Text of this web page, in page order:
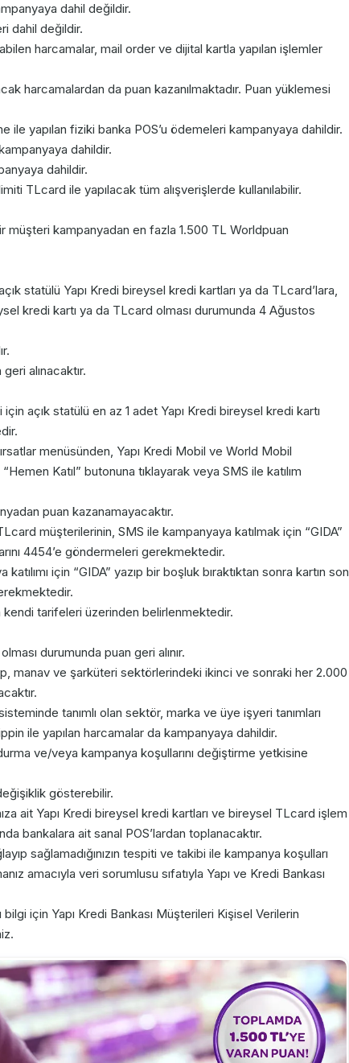
dahil değildir.
dahil değildir.
harcamalar, mail order ve dijital kartla yapılan işlemler
harcamalardan da puan kazanılmaktadır. Puan yüklemesi
ile yapılan fiziki banka POS’u ödemeleri kampanyaya dahildir.
dahildir.
dahildir.
TLcard ile yapılacak tüm alışverişlerde kullanılabilir.
müşteri kampanyadan en fazla 1.500 TL Worldpuan
statülü Yapı Kredi bireysel kredi kartları ya da TLcard’lara,
kredi kartı ya da TLcard olması durumunda 4 Ağustos
alınacaktır.
açık statülü en az 1 adet Yapı Kredi bireysel kredi kartı
menüsünden, Yapı Kredi Mobil ve World Mobil
Katıl” butonuna tıklayarak veya SMS ile katılım
puan kazanamayacaktır.
müşterilerinin, SMS ile kampanyaya katılmak için “GIDA”
4454’e göndermeleri gerekmektedir.
için “GIDA” yazıp bir boşluk bıraktıktan sonra kartın son
tarifeleri üzerinden belirlenmektedir.
durumunda puan geri alınır.
manav ve şarküteri sektörlerindeki ikinci ve sonraki her 2.000
tanımlı olan sektör, marka ve üye işyeri tanımları
ile yapılan harcamalar da kampanyaya dahildir.
ve/veya kampanya koşullarını değiştirme yetkisine
gösterebilir.
ait Yapı Kredi bireysel kredi kartları ve bireysel TLcard işlem
bankalara ait sanal POS’lardan toplanacaktır.
sağlamadığınızın tespiti ve takibi ile kampanya koşulları
amacıyla veri sorumlusu sıfatıyla Yapı ve Kredi Bankası
bilgi için Yapı Kredi Bankası Müşterileri Kişisel Verilerin